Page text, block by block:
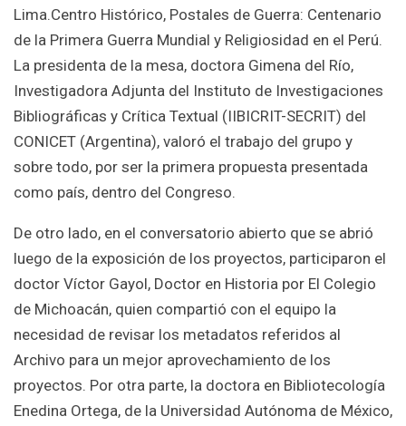
Lima.Centro Histórico, Postales de Guerra: Centenario
de la Primera Guerra Mundial y Religiosidad en el Perú.
La presidenta de la mesa, doctora Gimena del Río,
Investigadora Adjunta del Instituto de Investigaciones
Bibliográficas y Crítica Textual (IIBICRIT-SECRIT) del
CONICET (Argentina), valoró el trabajo del grupo y
sobre todo, por ser la primera propuesta presentada
como país, dentro del Congreso.
De otro lado, en el conversatorio abierto que se abrió
luego de la exposición de los proyectos, participaron el
doctor Víctor Gayol, Doctor en Historia por El Colegio
de Michoacán, quien compartió con el equipo la
necesidad de revisar los metadatos referidos al
Archivo para un mejor aprovechamiento de los
proyectos. Por otra parte, la doctora en Bibliotecología
Enedina Ortega, de la Universidad Autónoma de México,